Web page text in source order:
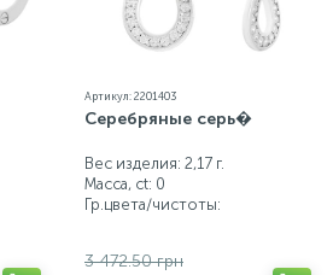
Артикул: 2201403
Серебряные серь�
Вес изделия: 2,17 г.
Масса, ct: 0
Гр.цвета/чистоты:
3 472.50 грн